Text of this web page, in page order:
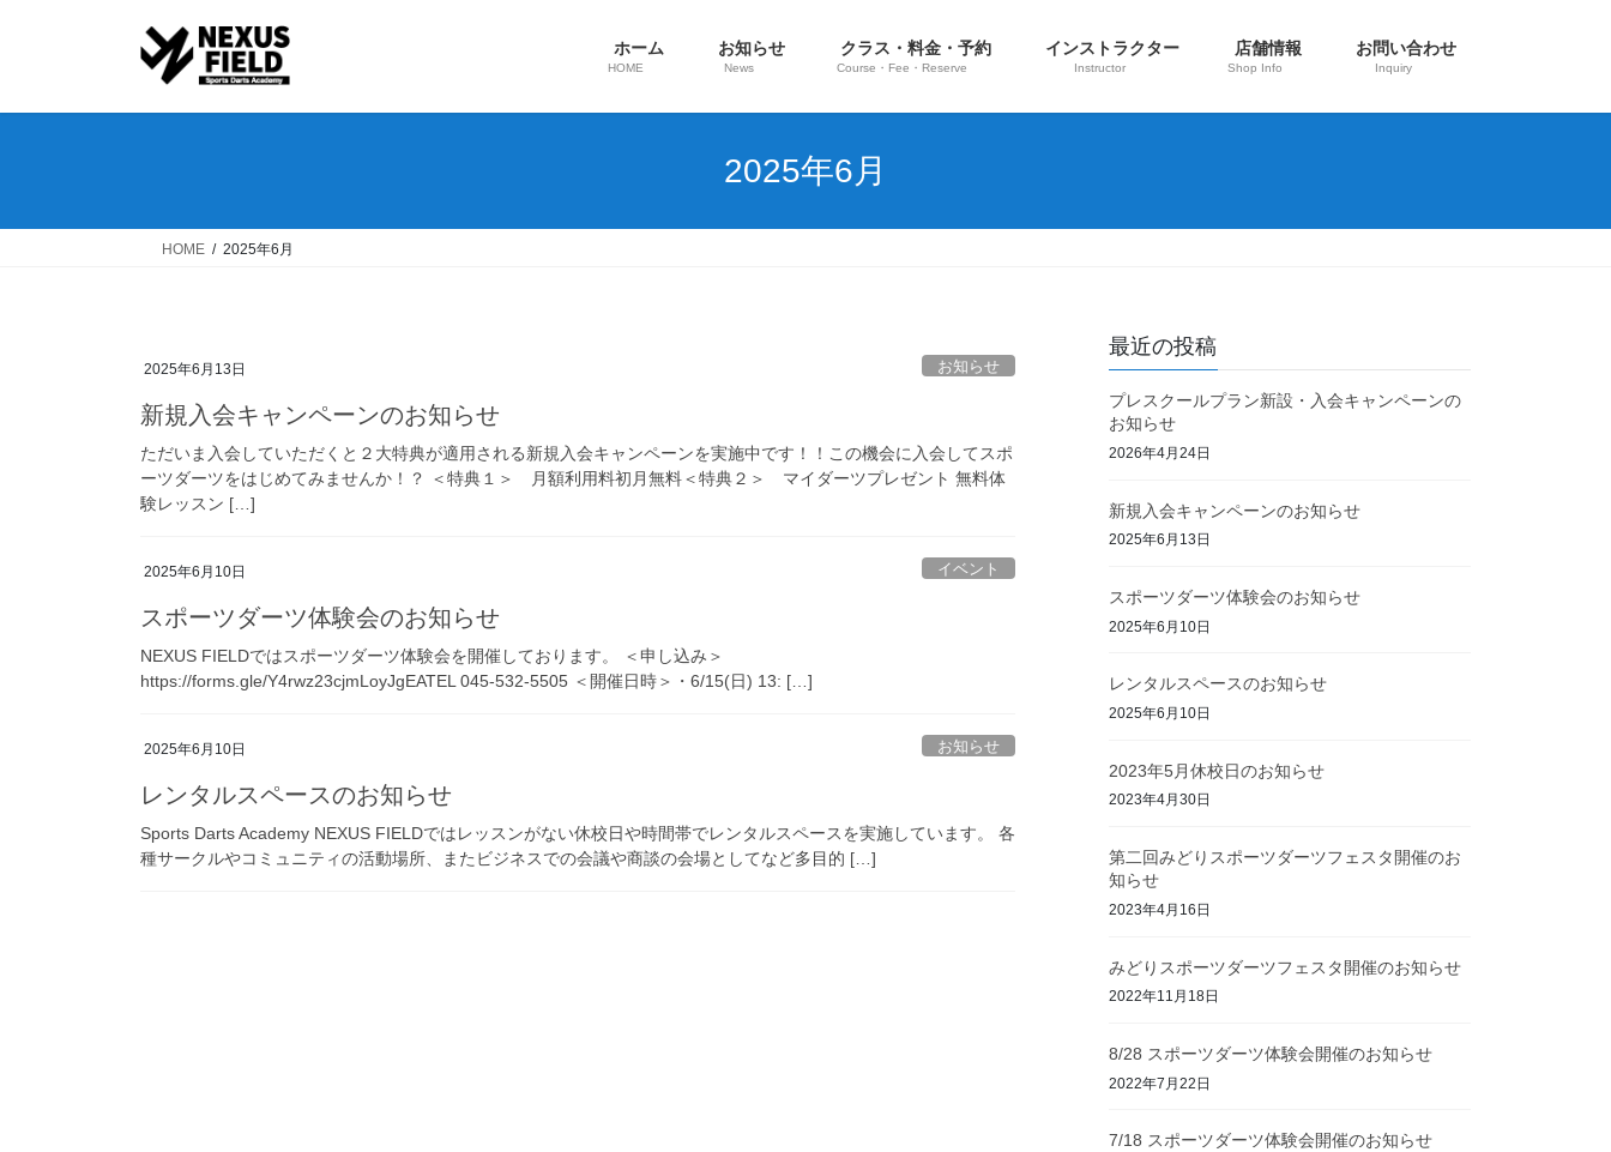
ホーム
HOME
お知らせ
News
クラス・料金・予約
Course・Fee・Reserve
インストラクター
Instructor
店舗情報
Shop Info
お問い合わせ
Inquiry
2025年6月
HOME 2025年6月
2025年6月13日 お知らせ
新規入会キャンペーンのお知らせ
ただいま入会していただくと２大特典が適用される新規入会キャンペーンを実施中です！！この機会に入会してスポ
ーツダーツをはじめてみませんか！？ ＜特典１＞ 月額利用料初月無料＜特典２＞ マイダーツプレゼント 無料体
験レッスン […]
2025年6月10日 イベント
スポーツダーツ体験会のお知らせ
NEXUS FIELDではスポーツダーツ体験会を開催しております。 ＜申し込み＞
https://forms.gle/Y4rwz23cjmLoyJgEATEL 045-532-5505 ＜開催日時＞・6/15(日) 13: […]
2025年6月10日 お知らせ
レンタルスペースのお知らせ
Sports Darts Academy NEXUS FIELDではレッスンがない休校日や時間帯でレンタルスペースを実施しています。 各
種サークルやコミュニティの活動場所、またビジネスでの会議や商談の会場としてなど多目的 […]
最近の投稿
プレスクールプラン新設・入会キャンペーンの
お知らせ
2026年4月24日
新規入会キャンペーンのお知らせ
2025年6月13日
スポーツダーツ体験会のお知らせ
2025年6月10日
レンタルスペースのお知らせ
2025年6月10日
2023年5月休校日のお知らせ
2023年4月30日
第二回みどりスポーツダーツフェスタ開催のお
知らせ
2023年4月16日
みどりスポーツダーツフェスタ開催のお知らせ
2022年11月18日
8/28 スポーツダーツ体験会開催のお知らせ
2022年7月22日
7/18 スポーツダーツ体験会開催のお知らせ